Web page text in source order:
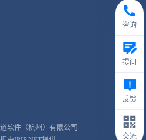
软件（杭州）有限公司
咨询
提问
反馈
交流